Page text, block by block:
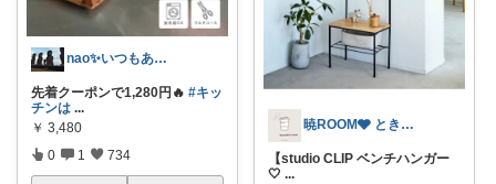
nao✨いつもありがとう😊
先着クーポンで1,280円🔥 #キッ
チンは ...
￥ 3,480
0 1 734
暁ROOM🩶 ときめく暮らしのセレクト
【studio CLIP ベンチハンガー
🤍 ...